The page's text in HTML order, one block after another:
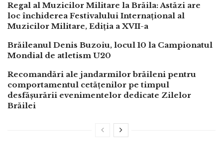
Regal al Muzicilor Militare la Brăila: Astăzi are
loc închiderea Festivalului Internațional al
Muzicilor Militare, Ediția a XVII-a
Brăileanul Denis Buzoiu, locul 10 la Campionatul
Mondial de atletism U20
Recomandări ale jandarmilor brăileni pentru
comportamentul cetățenilor pe timpul
desfășurării evenimentelor dedicate Zilelor
Brăilei